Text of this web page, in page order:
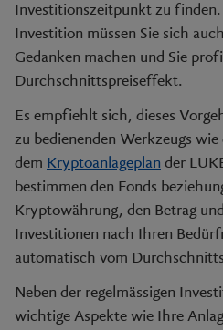
Investitionszeitpunkt zu finden.
Investition müssen Sie sich
Gedanken machen und Sie
Durchschnittspreiseffekt.
Es empfiehlt sich, dieses
zu bedienenden Werkzeugs wie
dem Kryptoanlageplan der
bestimmen den Fonds
Kryptowährung, den Betrag
Investitionen nach Ihren
automatisch vom
Neben der regelmässigen
wichtige Aspekte wie Ihre